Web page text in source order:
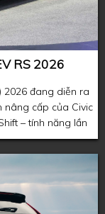
RS 2026
2026 đang diễn ra
cấp của Civic
– tính năng lần
Prelude thế hệ